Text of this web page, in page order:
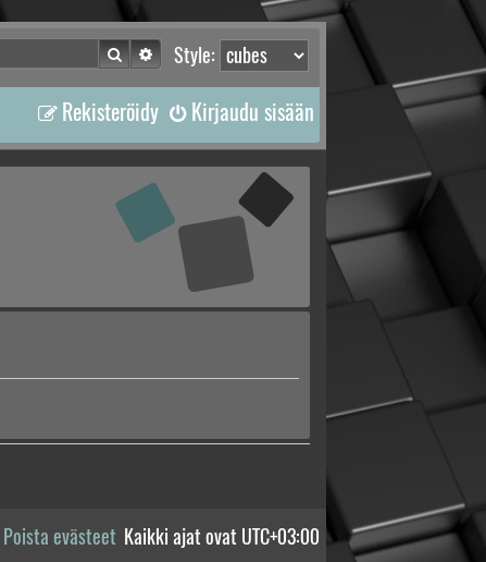
Style:
Etsi Tarkennettu haku
Kirjaudu sisään
Rekisteröidy
Kaikki ajat ovat UTC+03:00
Poista evästeet